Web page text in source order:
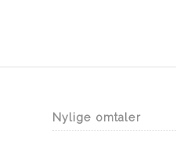
Nylige omtaler